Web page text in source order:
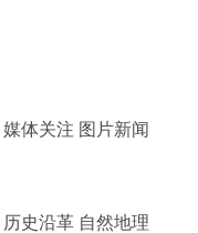
媒体关注 图片新闻
历史沿革 自然地理